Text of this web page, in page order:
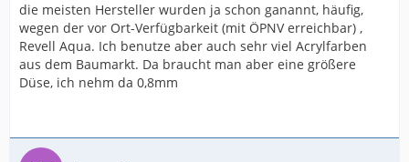
die meisten Hersteller wurden ja schon ganannt, häufig,
wegen der vor Ort-Verfügbarkeit (mit ÖPNV erreichbar) ,
Revell Aqua. Ich benutze aber auch sehr viel Acrylfarben
aus dem Baumarkt. Da braucht man aber eine größere
Düse, ich nehm da 0,8mm